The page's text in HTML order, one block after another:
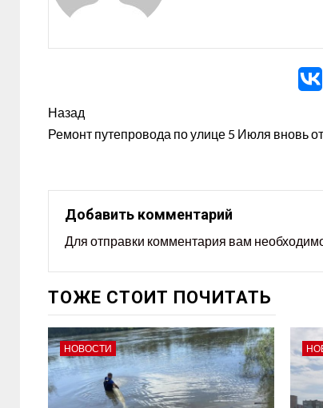
Назад
Ремонт путепровода по улице 5 Июля вновь
Добавить комментарий
Для отправки комментария вам
ТОЖЕ СТОИТ ПОЧИТАТЬ
НОВОСТИ